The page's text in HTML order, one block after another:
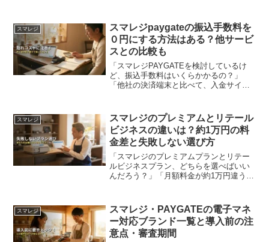
営業が終わった後のレジ締め作業は、体
力的にも精神的にも負...
スマレジ
スマレジpaygateの振込手数料を
０円にする方法はある？他サービ
スとの比較も
「スマレジPAYGATEを検討しているけ
ど、振込手数料はいくらかかるの？」
「他社の決済端末と比べて、入金サイク
数料ばかりに目が行きがちですが、「振
込手数料」と「入金サイ...
スマレジ
スマレジのプレミアムとリテール
ビジネスの違いは？約1万円の料
金差と失敗しない選び方
「スマレジのプレミアムプランとリテー
ルビジネスプラン、どちらを選べばいい
んだろう？」「月額料金が約1万円違うけ
様で、スマレジのプラン選びに迷ってい
る方は少なくありません...
スマレジ
スマレジ・PAYGATEの電子マネ
ー対応ブランド一覧と導入前の注
意点・審査期間